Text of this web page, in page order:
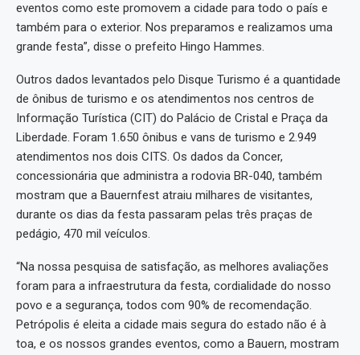
eventos como este promovem a cidade para todo o país e
também para o exterior. Nos preparamos e realizamos uma
grande festa”, disse o prefeito Hingo Hammes.
Outros dados levantados pelo Disque Turismo é a quantidade
de ônibus de turismo e os atendimentos nos centros de
Informação Turística (CIT) do Palácio de Cristal e Praça da
Liberdade. Foram 1.650 ônibus e vans de turismo e 2.949
atendimentos nos dois CITS. Os dados da Concer,
concessionária que administra a rodovia BR-040, também
mostram que a Bauernfest atraiu milhares de visitantes,
durante os dias da festa passaram pelas três praças de
pedágio, 470 mil veículos.
“Na nossa pesquisa de satisfação, as melhores avaliações
foram para a infraestrutura da festa, cordialidade do nosso
povo e a segurança, todos com 90% de recomendação.
Petrópolis é eleita a cidade mais segura do estado não é à
toa, e os nossos grandes eventos, como a Bauern, mostram